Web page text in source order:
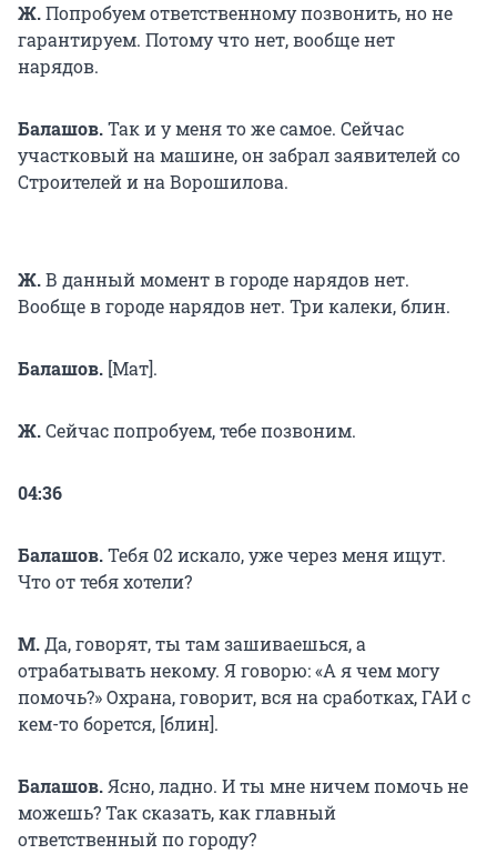
Ж.Попробуем ответственному позвонить, но не
гарантируем. Потому что нет, вообще нет
нарядов.
Балашов.Так и у меня то же самое. Сейчас
участковый на машине, он забрал заявителей со
Строителей и на Ворошилова.
Ж.В данный момент в городе нарядов нет.
Вообще в городе нарядов нет. Три калеки, блин.
Балашов. [Мат].
Ж.Сейчас попробуем, тебе позвоним.
04:36
Балашов.Тебя 02 искало, уже через меня ищут.
Что от тебя хотели?
М.Да, говорят, ты там зашиваешься, а
отрабатывать некому. Я говорю: «А я чем могу
помочь?» Охрана, говорит, вся на сработках, ГАИ с
кем-то борется, [блин].
Балашов.Ясно, ладно. И ты мне ничем помочь не
можешь? Так сказать, как главный
ответственный по городу?